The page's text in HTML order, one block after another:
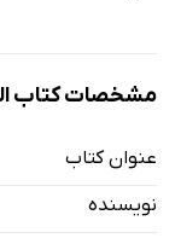
مشخصات کتاب
عنوان کتاب
نویسنده